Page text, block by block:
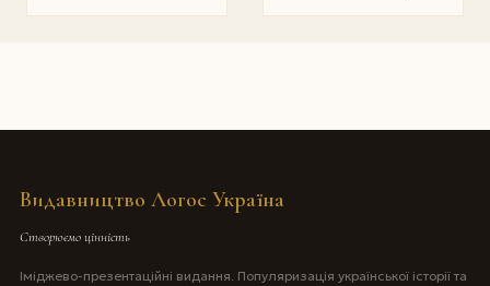
Видавництво Логос Україна
Створюємо цінність
Іміджево-презентаційні видання. Популяризація української історії та